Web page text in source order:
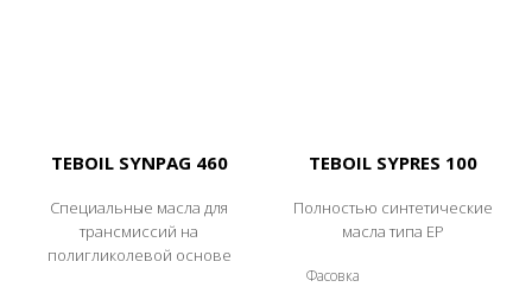
TEBOIL SYNPAG 460
Специальные масла для
трансмиссий на
полигликолевой основе
TEBOIL SYPRES 100
Полностью синтетические
масла типа ЕР
Фасовка